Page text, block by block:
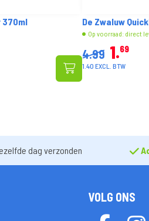
stuks Bolsius
Op voorraad: direct
VANAF
3.89 2
dag verzonden
VOLG ONS